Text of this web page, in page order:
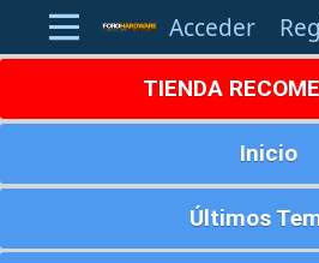
Acceder
TIENDA
Inicio
Últimos